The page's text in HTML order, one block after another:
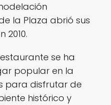
la Plaza abrió sus
2010.
se ha
popular en la
para disfrutar de
histórico y